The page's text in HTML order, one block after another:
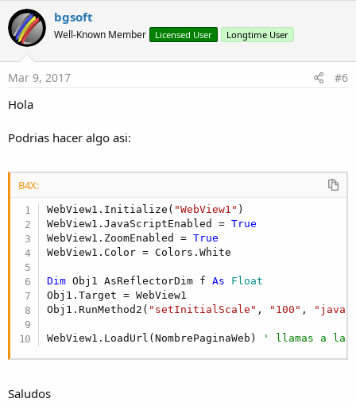
  Obj1.Target = WebView1
   f = Obj1.RunMethod(
"getScale") ' puedes
   Obj1.RunMethod2(
"setInitialScale", "200",
bgsoft
Well-Known Member Licensed User Longtime User
Mar 9, 2017 #6
Hola
Podrias hacer algo asi:
B4X:
WebView1.Initialize( "WebView1" )
WebView1.JavaScriptEnabled = True
WebView1.ZoomEnabled = True
WebView1.Color = Colors.White
Dim Obj1 AsReflectorDim f As Float
Obj1.Target = WebView1
Obj1.RunMethod2( "setInitialScale" , "100" ,
WebView1.LoadUrl(NombrePaginaWeb) ' llamas a la
Saludos